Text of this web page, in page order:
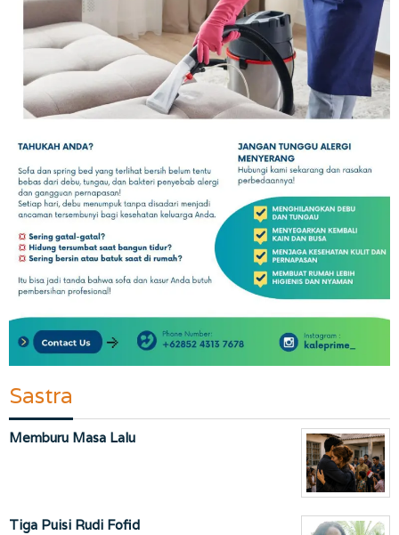
Sastra
Memburu Masa Lalu
Tiga Puisi Rudi Fofid